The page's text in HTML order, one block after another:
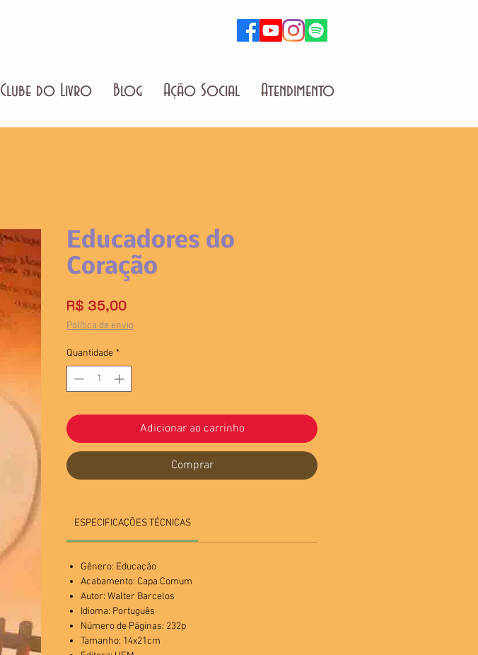
Clube do Livro Blog Ação Social Atendimento
Educadores do
Coração
R$ 35,00Preço
Política de envio
Quantidade *
Adicionar ao carrinho
Comprar
ESPECIFICAÇÕES TÉCNICAS
Gênero: Educação
Acabamento: Capa Comum
Autor: Walter Barcelos
Idioma: Português
Número de Páginas: 232p
Tamanho: 14x21cm